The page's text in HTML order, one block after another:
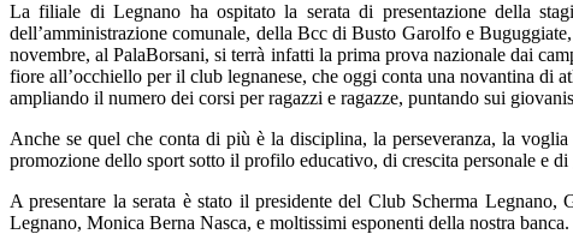
La filiale di Legnano ha ospitato la serata di presentazione della
dell’amministrazione comunale, della Bcc di Busto Garolfo e
novembre, al PalaBorsani, si terrà infatti la prima prova nazionale dai
fiore all’occhiello per il club legnanese, che oggi conta una novantina di
ampliando il numero dei corsi per ragazzi e ragazze, puntando sui
Anche se quel che conta di più è la disciplina, la perseveranza, la
promozione dello sport sotto il profilo educativo, di crescita personale e
A presentare la serata è stato il presidente del Club Scherma
Legnano, Monica Berna Nasca, e moltissimi esponenti della nostra banca.